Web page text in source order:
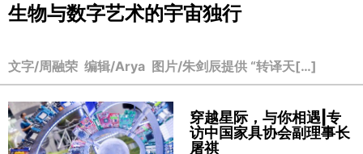
生物与数字艺术的宇宙独行
文字/周融荣 编辑/Arya 图片/朱剑辰提供 “转译天[…]
穿越星际，与你相遇|专
访中国家具协会副理事长
屠祺